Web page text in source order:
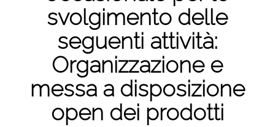
svolgimento delle
seguenti attività:
Organizzazione e
messa a disposizione
open dei prodotti